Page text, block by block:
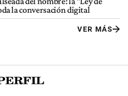
la conversación digital
VER MÁS